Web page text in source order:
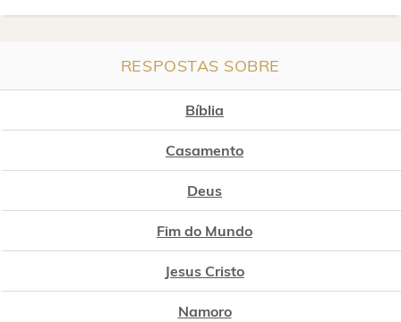
RESPOSTAS SOBRE
Bíblia
Casamento
Deus
Fim do Mundo
Jesus Cristo
Namoro